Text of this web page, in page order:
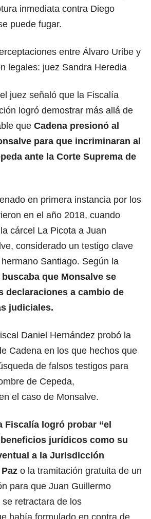
inmediata contra Diego
puede fugar.
entre Álvaro Uribe y
legales: juez Sandra Heredia
juez señaló que la Fiscalía
logró demostrar más allá de
que Cadena presionó al
para que incriminaran al
ante la Corte Suprema de
en primera instancia por los
en el año 2018, cuando
cárcel La Picota a Juan
considerado un testigo clave
Santiago. Según la
buscaba que Monsalve se
declaraciones a cambio de
judiciales.
Daniel Hernández probó la
Cadena en los que hechos que
de falsos testigos para
de Cepeda,
el caso de Monsalve.
Fiscalía logró probar “el
jurídicos como su
a la Jurisdicción
o la tramitación gratuita de un
para que Juan Guillermo
retractara de los
había formulado en contra de